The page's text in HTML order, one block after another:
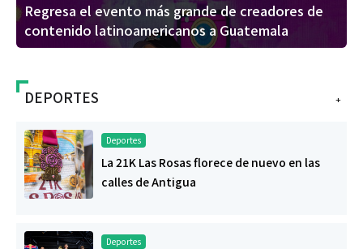
Regresa el evento más grande de creadores de
contenido latinoamericanos a Guatemala
+
DEPORTES
Deportes
La 21K Las Rosas florece de nuevo en las
calles de Antigua
Deportes